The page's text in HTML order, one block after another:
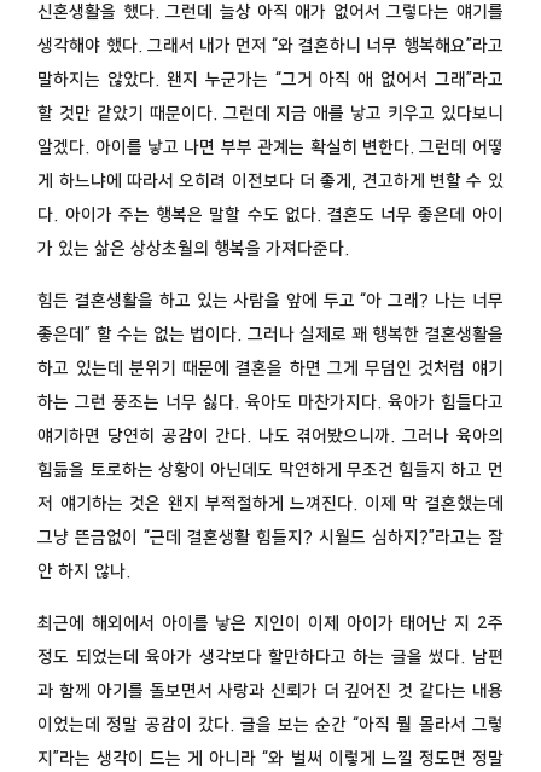
신혼생활을 했다. 그런데 늘상 아직 애가 없어서 그렇다는 얘기를
생각해야 했다. 그래서 내가 먼저 “와 결혼하니 너무 행복해요”라고
말하지는 않았다. 왠지 누군가는 “그거 아직 애 없어서 그래”라고
할 것만 같았기 때문이다. 그런데 지금 애를 낳고 키우고 있다보니
알겠다. 아이를 낳고 나면 부부 관계는 확실히 변한다. 그런데 어떻
게 하느냐에 따라서 오히려 이전보다 더 좋게, 견고하게 변할 수 있
다. 아이가 주는 행복은 말할 수도 없다. 결혼도 너무 좋은데 아이
가 있는 삶은 상상초월의 행복을 가져다준다.
힘든 결혼생활을 하고 있는 사람을 앞에 두고 “아 그래? 나는 너무
좋은데” 할 수는 없는 법이다. 그러나 실제로 꽤 행복한 결혼생활을
하고 있는데 분위기 때문에 결혼을 하면 그게 무덤인 것처럼 얘기
하는 그런 풍조는 너무 싫다. 육아도 마찬가지다. 육아가 힘들다고
얘기하면 당연히 공감이 간다. 나도 겪어봤으니까. 그러나 육아의
힘듦을 토로하는 상황이 아닌데도 막연하게 무조건 힘들지 하고 먼
저 얘기하는 것은 왠지 부적절하게 느껴진다. 이제 막 결혼했는데
그냥 뜬금없이 “근데 결혼생활 힘들지? 시월드 심하지?”라고는 잘
안 하지 않나.
최근에 해외에서 아이를 낳은 지인이 이제 아이가 태어난 지 2주
정도 되었는데 육아가 생각보다 할만하다고 하는 글을 썼다. 남편
과 함께 아기를 돌보면서 사랑과 신뢰가 더 깊어진 것 같다는 내용
이었는데 정말 공감이 갔다. 글을 보는 순간 “아직 뭘 몰라서 그렇
지”라는 생각이 드는 게 아니라 “와 벌써 이렇게 느낄 정도면 정말